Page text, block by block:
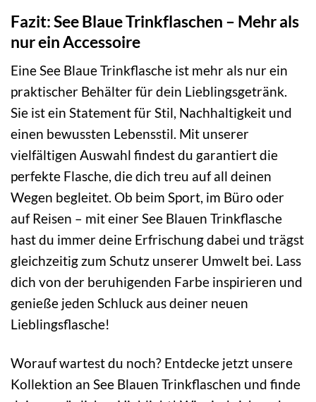
Fazit: See Blaue Trinkflaschen – Mehr als
nur ein Accessoire
Eine See Blaue Trinkflasche ist mehr als nur ein
praktischer Behälter für dein Lieblingsgetränk.
Sie ist ein Statement für Stil, Nachhaltigkeit und
einen bewussten Lebensstil. Mit unserer
vielfältigen Auswahl findest du garantiert die
perfekte Flasche, die dich treu auf all deinen
Wegen begleitet. Ob beim Sport, im Büro oder
auf Reisen – mit einer See Blauen Trinkflasche
hast du immer deine Erfrischung dabei und trägst
gleichzeitig zum Schutz unserer Umwelt bei. Lass
dich von der beruhigenden Farbe inspirieren und
genieße jeden Schluck aus deiner neuen
Lieblingsflasche!
Worauf wartest du noch? Entdecke jetzt unsere
Kollektion an See Blauen Trinkflaschen und finde